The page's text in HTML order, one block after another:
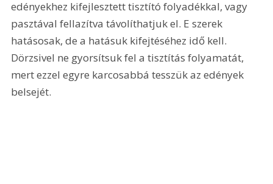
edényekhez kifejlesztett tisztító folyadékkal, vagy
pasztával fellazítva távolíthatjuk el. E szerek
hatásosak, de a hatásuk kifejtéséhez idő kell.
Dörzsivel ne gyorsítsuk fel a tisztítás folyamatát,
mert ezzel egyre karcosabbá tesszük az edények
belsejét.